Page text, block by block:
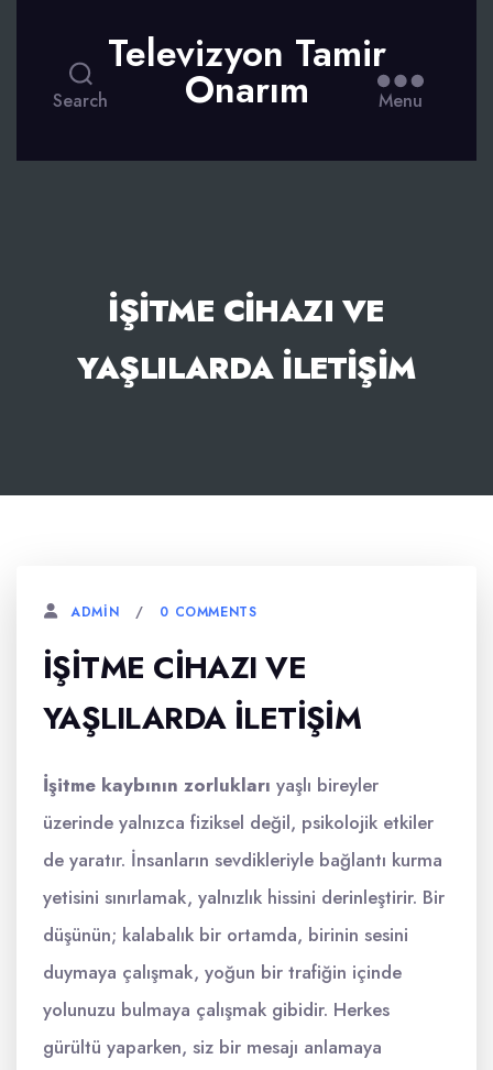
Search
Televizyon Tamir
Onarım Menu
İŞITME CIHAZI VE
YAŞLILARDA İLETIŞIM
ADMIN 0 COMMENTS
İŞITME CIHAZI VE
YAŞLILARDA İLETIŞIM
İşitme kaybının zorlukları yaşlı bireyler
üzerinde yalnızca fiziksel değil, psikolojik etkiler
de yaratır. İnsanların sevdikleriyle bağlantı kurma
yetisini sınırlamak, yalnızlık hissini derinleştirir. Bir
düşünün; kalabalık bir ortamda, birinin sesini
duymaya çalışmak, yoğun bir trafiğin içinde
yolunuzu bulmaya çalışmak gibidir. Herkes
gürültü yaparken, siz bir mesajı anlamaya